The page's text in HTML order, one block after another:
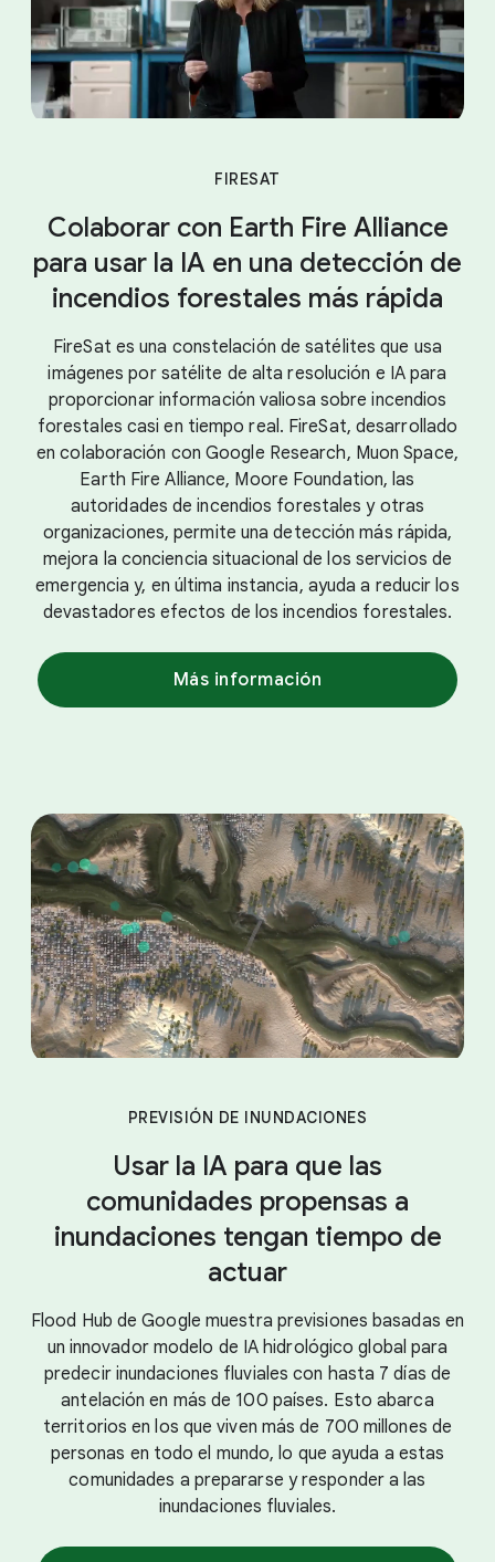
FIRESAT
Colaborar con Earth Fire Alliance
para usar la IA en una detección de
incendios forestales más rápida
FireSat es una constelación de satélites que usa
imágenes por satélite de alta resolución e IA para
proporcionar información valiosa sobre incendios
forestales casi en tiempo real. FireSat, desarrollado
en colaboración con Google Research, Muon Space,
Earth Fire Alliance, Moore Foundation, las
autoridades de incendios forestales y otras
organizaciones, permite una detección más rápida,
mejora la conciencia situacional de los servicios de
emergencia y, en última instancia, ayuda a reducir los
devastadores efectos de los incendios forestales.
Más información
PREVISIÓN DE INUNDACIONES
Usar la IA para que las
comunidades propensas a
inundaciones tengan tiempo de
actuar
Flood Hub de Google muestra previsiones basadas en
un innovador modelo de IA hidrológico global para
predecir inundaciones fluviales con hasta 7 días de
antelación en más de 100 países. Esto abarca
territorios en los que viven más de 700 millones de
personas en todo el mundo, lo que ayuda a estas
comunidades a prepararse y responder a las
inundaciones fluviales.